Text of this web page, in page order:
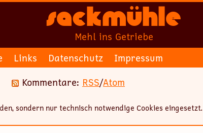
Sackmühle
Mehl ins Getriebe
Links Datenschutz
Impressum
Kommentare: RSS/Atom
sondern nur technisch notwendige Cookies eingesetzt.